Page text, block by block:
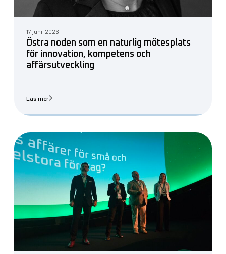
17 juni, 2026
Östra noden som en naturlig mötesplats
för innovation, kompetens och
affärsutveckling
Läs mer